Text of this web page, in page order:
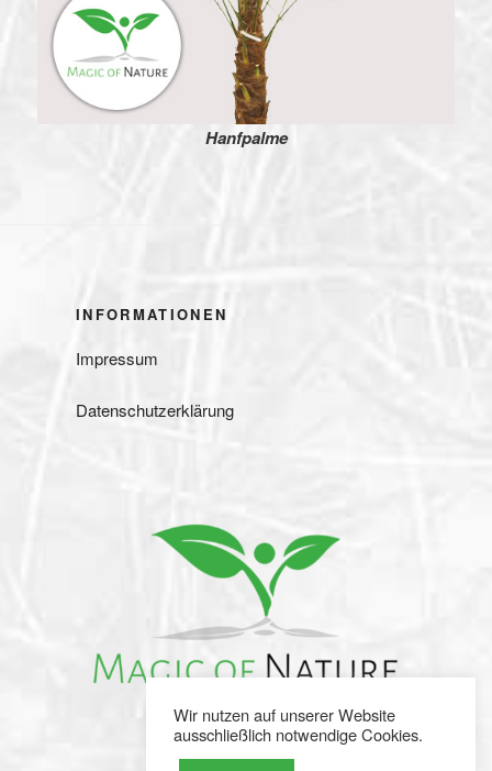
Hanfpalme
INFORMATIONEN
Impressum
Datenschutzerklärung
Wir nutzen auf unserer Website
ausschließlich notwendige Cookies.